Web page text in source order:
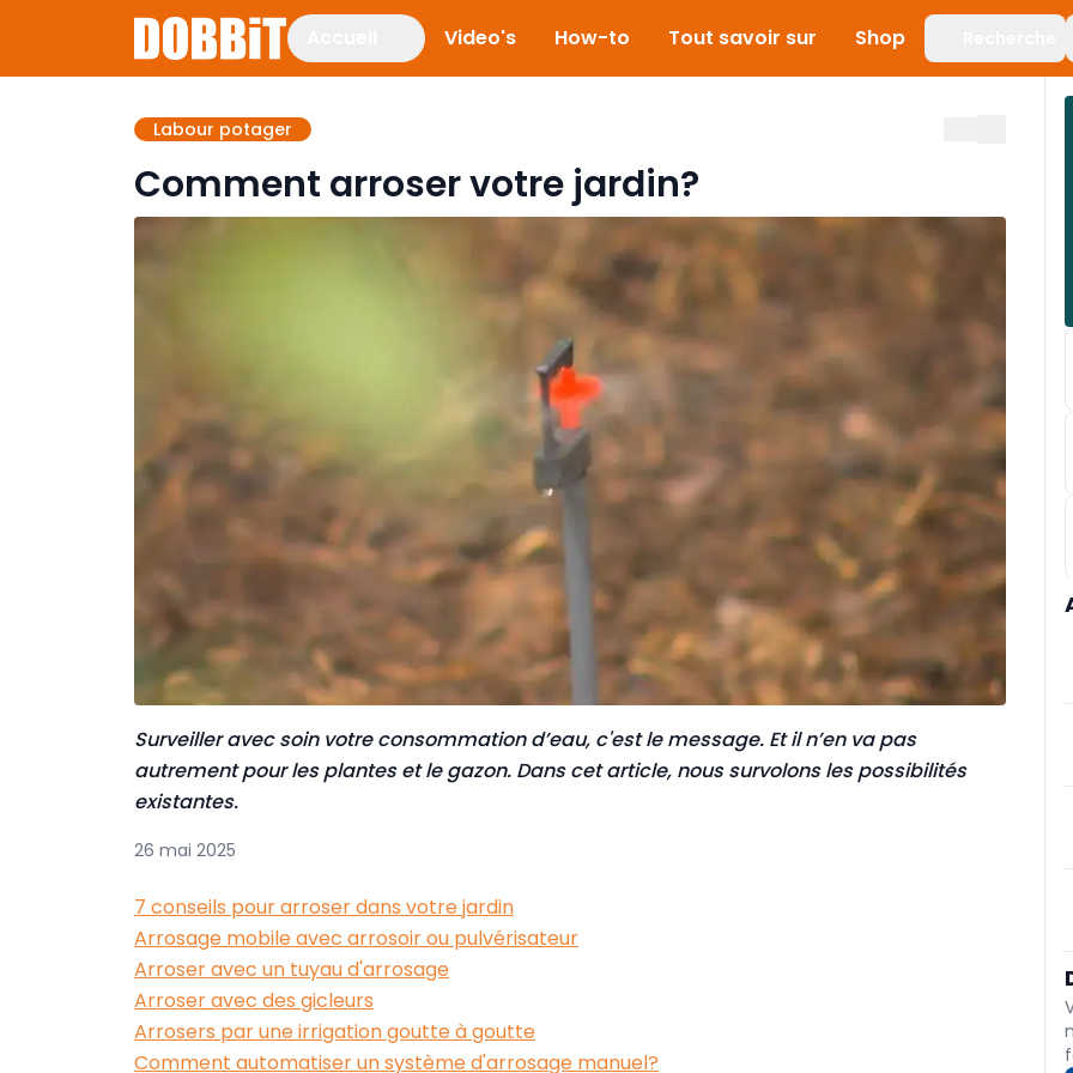
Video's How-to Tout savoir sur Shop
Labour potager
Comment arroser votre jardin?
Surveiller avec soin votre consommation d’eau, c'est le message. Et il n’en va pas
autrement pour les plantes et le gazon. Dans cet article, nous survolons les possibilités
existantes.
26 mai 2025
7 conseils pour arroser dans votre jardin
Arrosage mobile avec arrosoir ou pulvérisateur
Arroser avec un tuyau d'arrosage
Arroser avec des gicleurs
Arrosers par une irrigation goutte à goutte
Comment automatiser un système d'arrosage manuel?